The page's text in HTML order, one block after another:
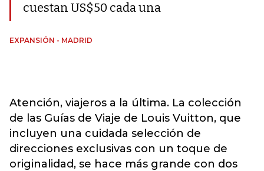
cuestan US$50 cada una
EXPANSIÓN - MADRID
Atención, viajeros a la última. La colección
de las Guías de Viaje de Louis Vuitton, que
incluyen una cuidada selección de
direcciones exclusivas con un toque de
originalidad, se hace más grande con dos